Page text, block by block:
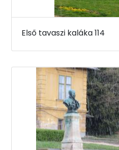
Első tavaszi kaláka 114